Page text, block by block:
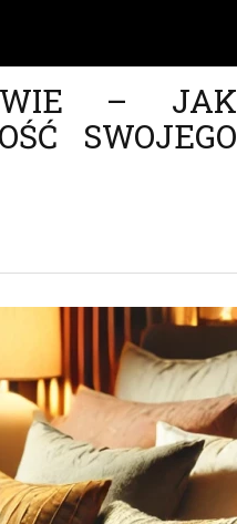
– JAK
SWOJEGO